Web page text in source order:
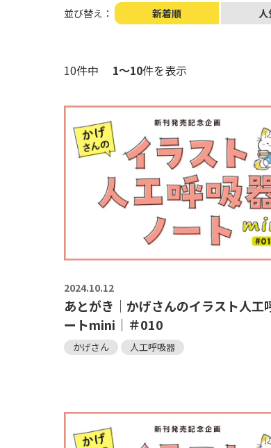
並び替え： 新着順 人
10件中 1～10件を表示
2024.10.12
あとがき｜かげさんのイラスト人工
ートmini｜＃010
かげさん 人工呼吸器